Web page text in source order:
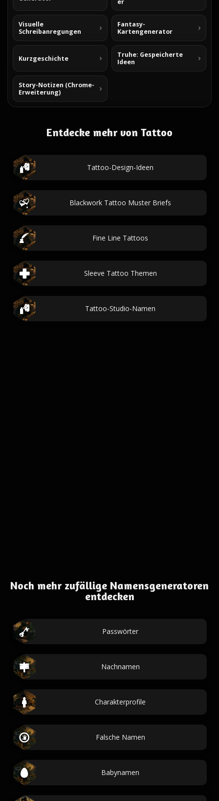
er
Visuelle
Schreibanregungen
Fantasy-
Kartengenerator
Kurzgeschichte
Truhe: Gespeicherte
Ideen
Story-Notizen (Chrome-
Erweiterung)
Entdecke mehr von Tattoo
Tattoo-Design-Ideen
Blackwork Tattoo Muster Briefs
Fine Line Tattoos
Sleeve Tattoo Themen
Tattoo-Studio-Namen
Noch mehr zufällige Namensgeneratoren
entdecken
Passwörter
Nachnamen
Charakterprofile
Falsche Namen
Babynamen